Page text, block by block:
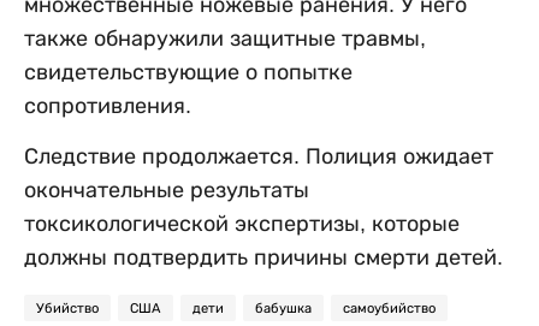
также обнаружили защитные травмы,
свидетельствующие о попытке
сопротивления.
Следствие продолжается. Полиция ожидает
окончательные результаты
токсикологической экспертизы, которые
должны подтвердить причины смерти детей.
Убийство США дети бабушка самоубийство